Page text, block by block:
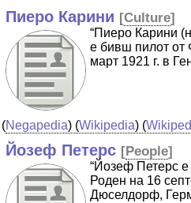
Пиеро Карини [Culture]
“Пиеро Карини
е бивш пилот от
март 1921 г. в
(Negapedia) (Wikipedia) (
Йозеф Петерс [People]
“Йозеф Петерс
Роден на 16
Дюселдорф,